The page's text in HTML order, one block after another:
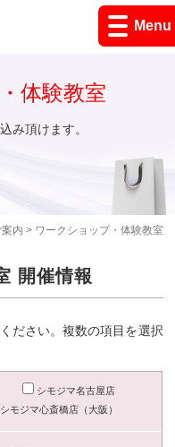
Menu
内 > ワークショップ・体験教室
体験教室
み頂けます。
開催情報
ださい。複数の項目を選択
シモジマ名古屋店
シモジマ心斎橋店（大阪）